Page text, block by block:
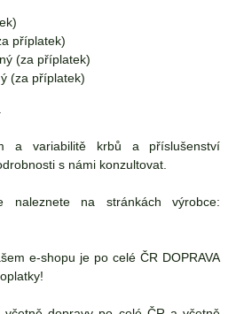
příplatek)
(za příplatek)
(za příplatek)
a variabilitě krbů a příslušenství
s námi konzultovat.
naleznete na stránkách výrobce:
e-shopu je po celé ČR DOPRAVA